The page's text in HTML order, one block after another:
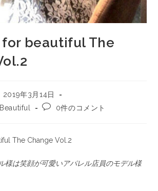
for beautiful The
2019年3月14日
0件のコメント
The Change Vol.2
様は笑顔が可愛いアパレル店員のモデル様